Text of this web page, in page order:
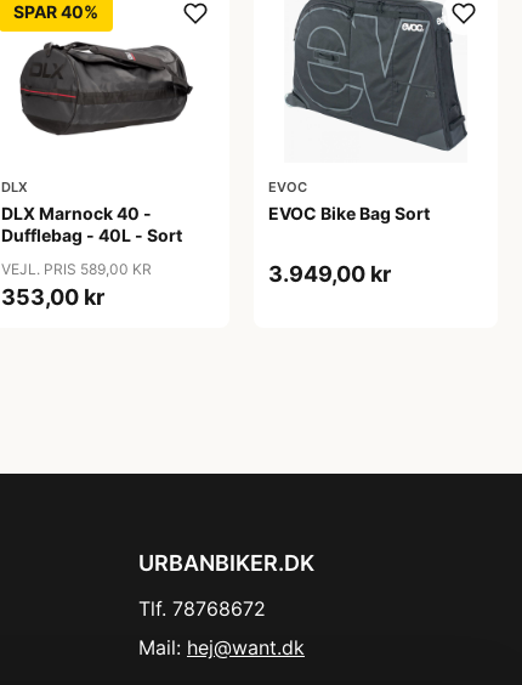
SPAR 40%
DLX
DLX Marnock 40 -
Dufflebag - 40L - Sort
VEJL. PRIS 589,00 KR
353,00 kr
EVOC
EVOC Bike Bag Sort
3.949,00 kr
URBANBIKER.DK
Tlf. 78768672
Mail: hej@want.dk